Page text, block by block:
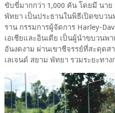
ขับขี่มากกว่า 1,000 คัน โดยมี นาย
พัทยา เป็นประธานในพิธีเปิดขบว
ราน กรรมการผู้จัดการ Harley-
เอเชียและอินเดีย เป็นผู้นำขบวนพ
อันงดงาม ผ่านเขาชีจรรย์ที่สะดุด
เลเจนด์ สยาม พัทยา รวมระยะทาง